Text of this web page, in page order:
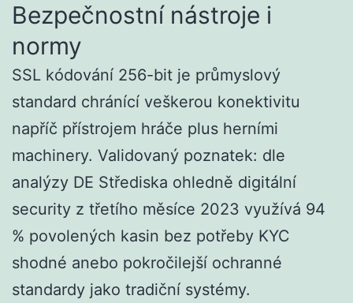
Bezpečnostní nástroje i
normy
SSL kódování 256-bit je průmyslový
standard chránící veškerou konektivitu
napříč přístrojem hráče plus herními
machinery. Validovaný poznatek: dle
analýzy DE Střediska ohledně digitální
security z třetího měsíce 2023 využívá 94
% povolených kasin bez potřeby KYC
shodné anebo pokročilejší ochranné
standardy jako tradiční systémy.